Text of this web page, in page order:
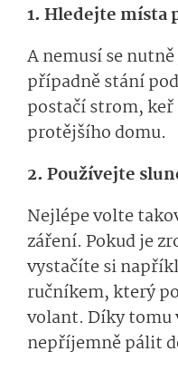
1. Hledejte místa
A nemusí se
případně stání
postačí strom, keř
protějšího domu.
2. Používejte
Nejlépe volte
záření. Pokud je
vystačíte si
ručníkem, který
volant. Díky tomu
nepříjemně pálit